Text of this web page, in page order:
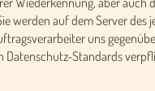
werden auf dem Server des
uns
Datenschutz-Standards